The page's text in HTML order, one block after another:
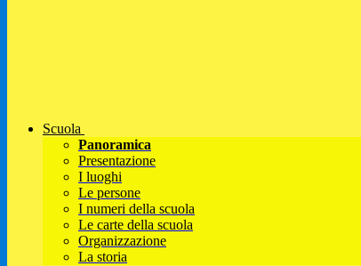
Scuola
Panoramica
Presentazione
I luoghi
Le persone
I numeri della scuola
Le carte della scuola
Organizzazione
La storia